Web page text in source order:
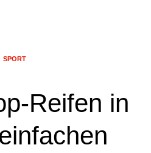
Reifen in
SPORT